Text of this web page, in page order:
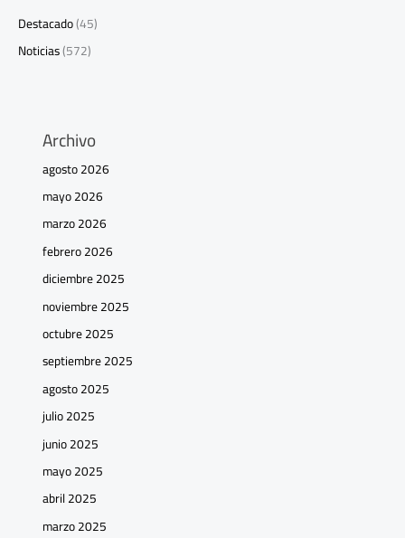
Destacado(45)
Noticias(572)
Archivo
agosto 2026
mayo 2026
marzo 2026
febrero 2026
diciembre 2025
noviembre 2025
octubre 2025
septiembre 2025
agosto 2025
julio 2025
junio 2025
mayo 2025
abril 2025
marzo 2025